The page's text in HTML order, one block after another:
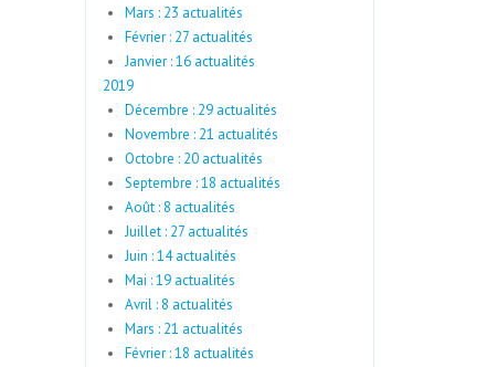
Mars : 23 actualités
Février : 27 actualités
Janvier : 16 actualités
2019
Décembre : 29 actualités
Novembre : 21 actualités
Octobre : 20 actualités
Septembre : 18 actualités
Août : 8 actualités
Juillet : 27 actualités
Juin : 14 actualités
Mai : 19 actualités
Avril : 8 actualités
Mars : 21 actualités
Février : 18 actualités